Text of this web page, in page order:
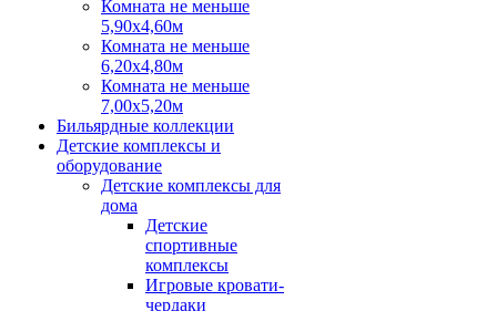
Комната не меньше
5,90х4,60м
Комната не меньше
6,20х4,80м
Комната не меньше
7,00х5,20м
Бильярдные коллекции
Детские комплексы и
оборудование
Детские комплексы для
дома
Детские
спортивные
комплексы
Игровые кровати-
чердаки